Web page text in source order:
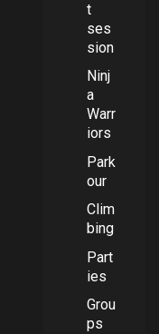
t
ses
sion
Ninj
a
Warr
iors
Park
our
Clim
bing
Part
ies
Grou
ps